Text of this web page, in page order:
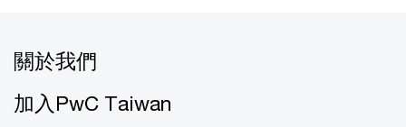
關於我們
加入PwC Taiwan